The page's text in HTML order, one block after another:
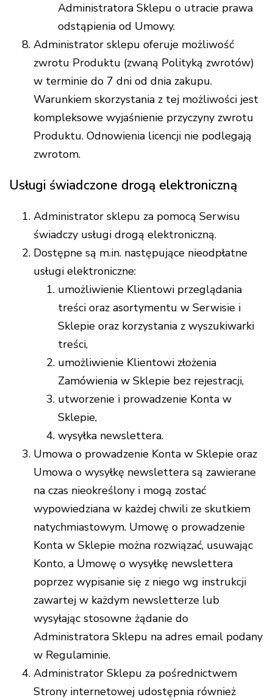
Administratora Sklepu o utracie prawa
odstąpienia od Umowy.
Administrator sklepu oferuje możliwość
zwrotu Produktu (zwaną Polityką zwrotów)
w terminie do 7 dni od dnia zakupu.
Warunkiem skorzystania z tej możliwości jest
kompleksowe wyjaśnienie przyczyny zwrotu
Produktu. Odnowienia licencji nie podlegają
zwrotom.
Usługi świadczone drogą elektroniczną
Administrator sklepu za pomocą Serwisu
świadczy usługi drogą elektroniczną.
Dostępne są m.in. następujące nieodpłatne
usługi elektroniczne:
umożliwienie Klientowi przeglądania
treści oraz asortymentu w Serwisie i
Sklepie oraz korzystania z wyszukiwarki
treści,
umożliwienie Klientowi złożenia
Zamówienia w Sklepie bez rejestracji,
utworzenie i prowadzenie Konta w
Sklepie,
wysyłka newslettera.
Umowa o prowadzenie Konta w Sklepie oraz
Umowa o wysyłkę newslettera są zawierane
na czas nieokreślony i mogą zostać
wypowiedziana w każdej chwili ze skutkiem
natychmiastowym. Umowę o prowadzenie
Konta w Sklepie można rozwiązać, usuwając
Konto, a Umowę o wysyłkę newslettera
poprzez wypisanie się z niego wg instrukcji
zawartej w każdym newsletterze lub
wysyłając stosowne żądanie do
Administratora Sklepu na adres email podany
w Regulaminie.
Administrator Sklepu za pośrednictwem
Strony internetowej udostępnia również